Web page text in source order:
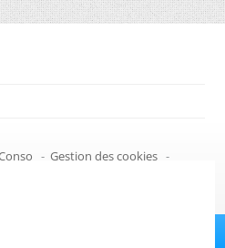
- Gestion des cookies -